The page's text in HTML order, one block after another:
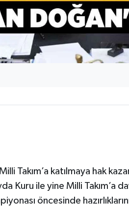
Takım’a katılmaya hak
Kuru ile yine Milli Takım’a
öncesinde